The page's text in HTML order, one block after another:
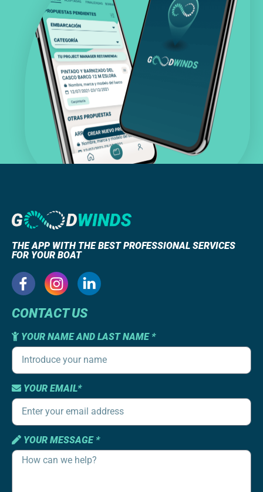
THE APP WITH THE BEST PROFESSIONAL SERVICES
FOR YOUR BOAT
CONTACT US
YOUR NAME AND LAST NAME *
YOUR EMAIL*
YOUR MESSAGE *